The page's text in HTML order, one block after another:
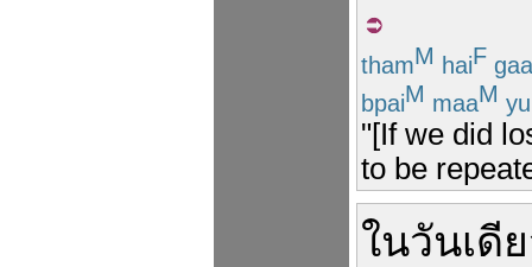
thamM haiF
bpaiM maaM
"[If we did
to be
ในวันเดี